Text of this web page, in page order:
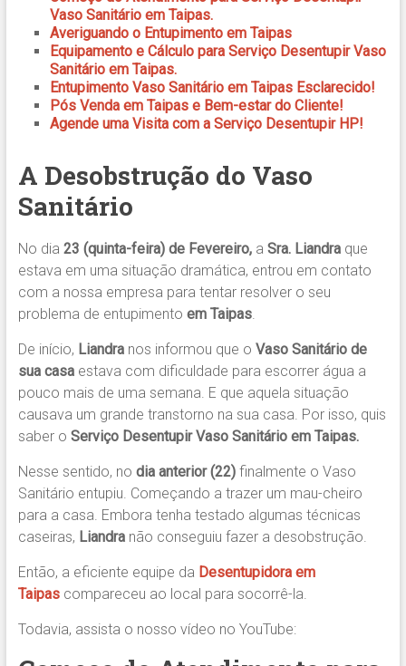
Vaso Sanitário em Taipas.
Averiguando o Entupimento em Taipas
Equipamento e Cálculo para Serviço Desentupir Vaso
Sanitário em Taipas.
Entupimento Vaso Sanitário em Taipas Esclarecido!
Pós Venda em Taipas e Bem-estar do Cliente!
Agende uma Visita com a Serviço Desentupir HP!
A Desobstrução do Vaso
Sanitário
No dia 23 (quinta-feira) de Fevereiro,a Sra. Liandraque
estava em uma situação dramática, entrou em contato
com a nossa empresa para tentar resolver o seu
problema de entupimento em Taipas.
De início, Liandranos informou que o Vaso Sanitário de
sua casaestava com dificuldade para escorrer água a
pouco mais de uma semana. E que aquela situação
causava um grande transtorno na sua casa. Por isso, quis
saber o Serviço Desentupir Vaso Sanitário em Taipas.
Nesse sentido, no dia anterior (22)finalmente o Vaso
Sanitário entupiu. Começando a trazer um mau-cheiro
para a casa. Embora tenha testado algumas técnicas
caseiras, Liandranão conseguiu fazer a desobstrução.
Então, a eficiente equipe da Desentupidora em
Taipascompareceu ao local para socorrê-la.
Todavia, assista o nosso vídeo no YouTube: